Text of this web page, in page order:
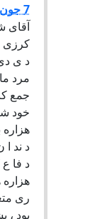
7 جون 2012, 20:42
آقای
کرزی
د ی
مرد
جمع
خود
د ند
د فا
ری
بود ،